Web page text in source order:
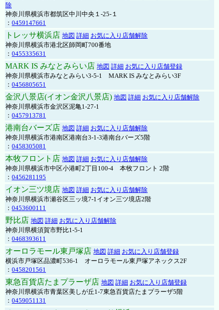
除
神奈川県横浜市都筑区中川中央１-25-１
： 0459147661
トレッサ横浜店 地図 詳細 お気に入り店舗解除
神奈川県横浜市港北区師岡町700番地
： 0455335631
MARK IS みなとみらい店 地図 詳細 お気に入り店舗登録
神奈川県横浜市みなとみらい3-5-1 MARK IS みなとみらい3F
： 0456805651
金沢八景店(イオン金沢八景店) 地図 詳細 お気に入り店舗解除
神奈川県横浜市金沢区泥亀1-27-1
： 0457913781
港南台バーズ店 地図 詳細 お気に入り店舗解除
神奈川県横浜市港南区港南台3-1-3港南台バーズ5階
： 0458305081
本牧フロント店 地図 詳細 お気に入り店舗解除
神奈川県横浜市中区小港町2丁目100-4 本牧フロント 2階
： 0456281195
イオン三ツ境店 地図 詳細 お気に入り店舗解除
神奈川県横浜市瀬谷区三ッ境7-1イオン三ツ境店2階
： 0453600111
野比店 地図 詳細 お気に入り店舗解除
神奈川県横須賀市野比1-5-1
： 0468393611
オーロラモール東戸塚店 地図 詳細 お気に入り店舗登録
横浜市戸塚区品濃町536-1 オーロラモール東戸塚アネックス2F
： 0458201561
東急百貨店たまプラーザ店 地図 詳細 お気に入り店舗登録
神奈川県横浜市青葉区美しが丘1-7東急百貨店たまプラーザ5階
： 0459051131